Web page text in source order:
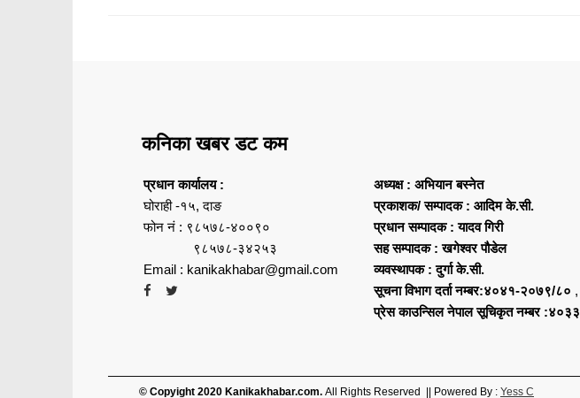
कनिका खबर डट कम
प्रधान कार्यालय :
घोराही -१५, दाङ
फोन नं : ९८५७८-४००९०
९८५७८-३४२५३
Email : kanikakhabar@gmail.com
अध्यक्ष : अभियान बस्नेत
प्रकाशक/ सम्पादक : आदिम के.सी.
प्रधान सम्पादक : यादव गिरी
सह सम्पादक : खगेश्वर पौडेल
व्यवस्थापक : दुर्गा के.सी.
सूचना विभाग दर्ता नम्बर:४०४१-२०७९/८० ,
प्रेस काउन्सिल नेपाल सूचिकृत नम्बर :४०३३
© Copyight 2020 Kanikakhabar.com. All Rights Reserved || Powered By : Yess C